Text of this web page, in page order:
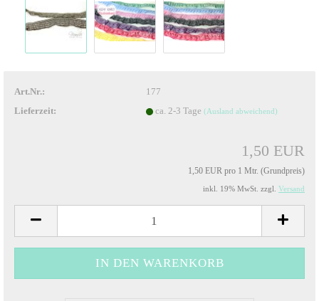
Art.Nr.:
177
Lieferzeit:
ca. 2-3 Tage (Ausland abweichend)
1,50 EUR
1,50 EUR pro 1 Mtr. (Grundpreis)
inkl. 19% MwSt. zzgl. Versand